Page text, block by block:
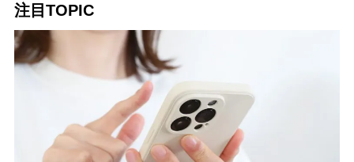
注目TOPIC